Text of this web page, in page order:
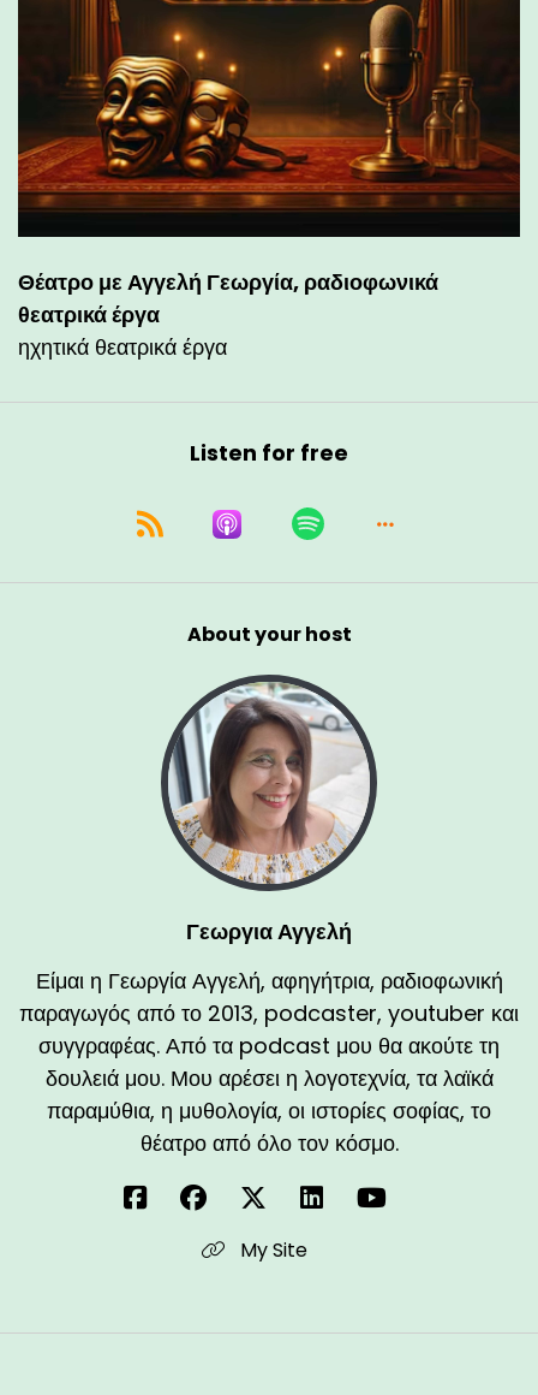
Θέατρο με Αγγελή Γεωργία, ραδιοφωνικά
θεατρικά έργα
ηχητικά θεατρικά έργα
Listen for free
About your host
Γεωργια Αγγελή
Είμαι η Γεωργία Αγγελή, αφηγήτρια, ραδιοφωνική
παραγωγός από το 2013, podcaster, youtuber και
συγγραφέας. Από τα podcast μου θα ακούτε τη
δουλειά μου. Μου αρέσει η λογοτεχνία, τα λαϊκά
παραμύθια, η μυθολογία, οι ιστορίες σοφίας, το
θέατρο από όλο τον κόσμο.
My Site